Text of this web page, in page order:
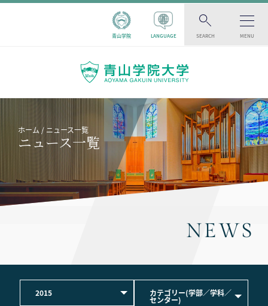
青山学院 LANGUAGE SEARCH MENU
ホーム ニュース一覧
ニュース一覧
NEWS
2015 カテゴリー(学部／学科／
センター)